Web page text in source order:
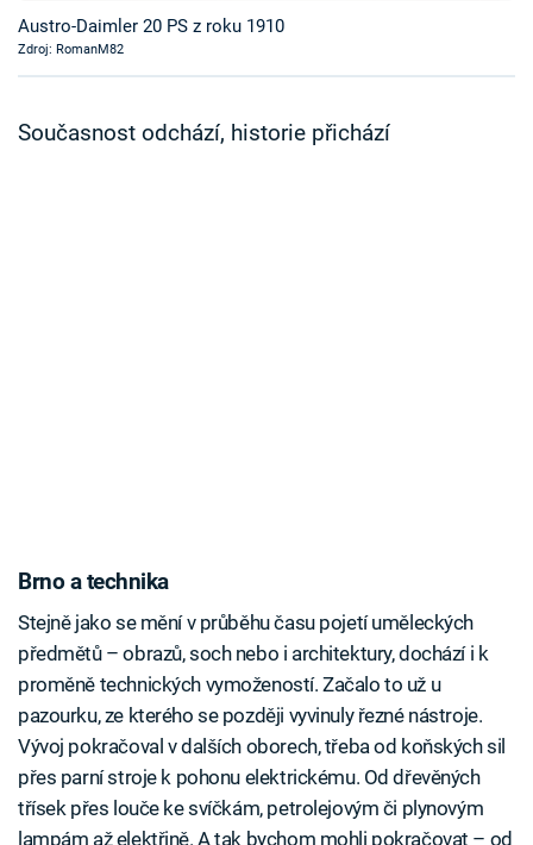
Časopis
Sledujte prima+
Austro-Daimler 20 PS z roku 1910
Zdroj: RomanM82
Současnost odchází, historie přichází
Brno a technika
Stejně jako se mění v průběhu času pojetí uměleckých
předmětů – obrazů, soch nebo i architektury, dochází i k
proměně technických vymožeností. Začalo to už u
pazourku, ze kterého se později vyvinuly řezné nástroje.
Vývoj pokračoval v dalších oborech, třeba od koňských sil
přes parní stroje k pohonu elektrickému. Od dřevěných
třísek přes louče ke svíčkám, petrolejovým či plynovým
lampám až elektřině. A tak bychom mohli pokračovat – od